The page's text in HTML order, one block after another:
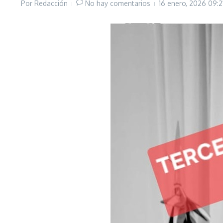
Por Redacción No hay comentarios 16 enero, 2026